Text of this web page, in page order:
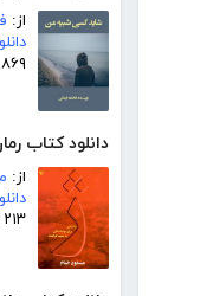
از:
۸۶۹ صفحه
دانلود کتاب
از:
۲۱۳ صفحه